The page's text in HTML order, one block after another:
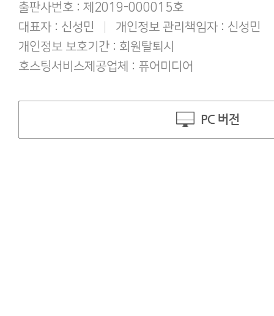
출판사번호 : 제2019-000015호
대표자 : 신성민
개인정보 관리책임자 : 신성민
개인정보 보호기간 : 회원탈퇴시
호스팅서비스제공업체 : 퓨어미디어